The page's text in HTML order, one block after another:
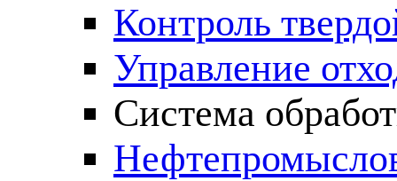
Контроль
Управление
Система